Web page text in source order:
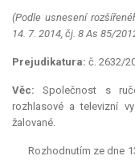
(Podle usnesení
14. 7. 2014, čj. 8 As 85/
Prejudikatura: č. 2632/
Věc:Společnost s
rozhlasové a televizní
žalované.
Rozhodnutím ze dne